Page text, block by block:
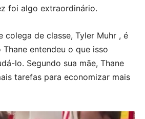
foi algo extraordinário.
colega de classe, Tyler Muhr , é
entendeu o que isso
lo. Segundo sua mãe, Thane
tarefas para economizar mais